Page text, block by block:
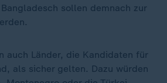
sollen demnach zur
auch Länder, die Kandidaten für
als sicher gelten. Dazu würden